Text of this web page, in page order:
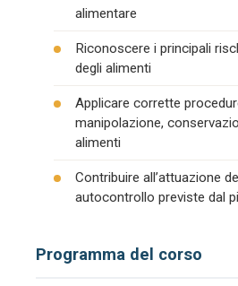
alimentare
Riconoscere i principali
degli alimenti
Applicare corrette
manipolazione,
alimenti
Contribuire all’attuazione
autocontrollo previste dal
Programma del corso